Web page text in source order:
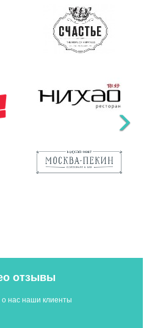
отзывы
о нас наши клиенты